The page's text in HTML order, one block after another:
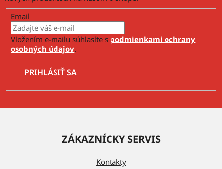
Email
Vložením e-mailu súhlasíte s podmienkami ochrany
osobných údajov.
PRIHLÁSIŤ SA
ZÁKAZNÍCKY SERVIS
Kontakty